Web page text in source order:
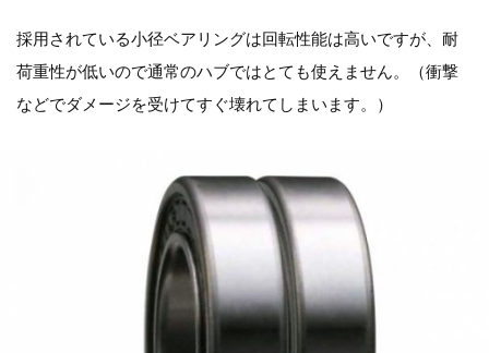
採用されている小径ベアリングは回転性能は高いですが、耐
荷重性が低いので通常のハブではとても使えません。（衝撃
などでダメージを受けてすぐ壊れてしまいます。）